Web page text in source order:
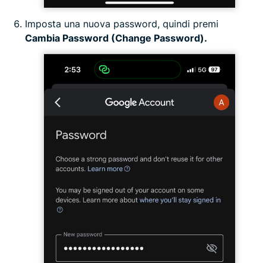
Imposta una nuova password, quindi premi
Cambia Password (Change Password).